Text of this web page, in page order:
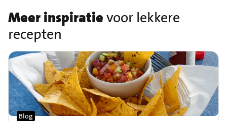
Meer inspiratievoor lekkere
recepten
Blog